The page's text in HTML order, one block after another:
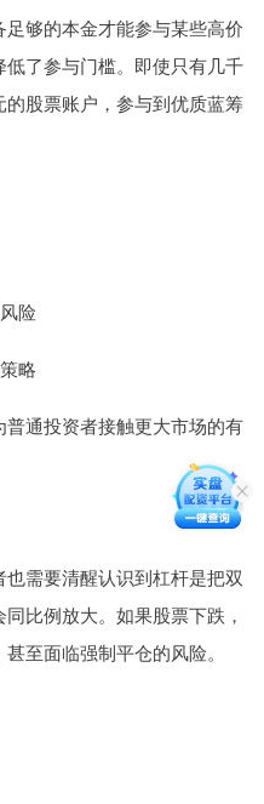
够的本金才能参与某些高价
了参与门槛。即使只有几千
股票账户，参与到优质蓝筹
险
略
通投资者接触更大市场的有
需要清醒认识到杠杆是把双
比例放大。如果股票下跌，
至面临强制平仓的风险。